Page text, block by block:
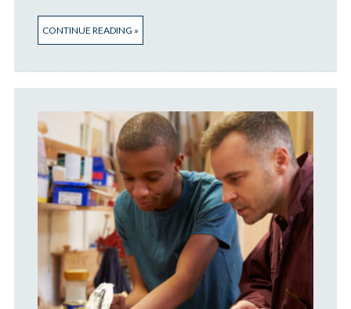
CONTINUE READING »